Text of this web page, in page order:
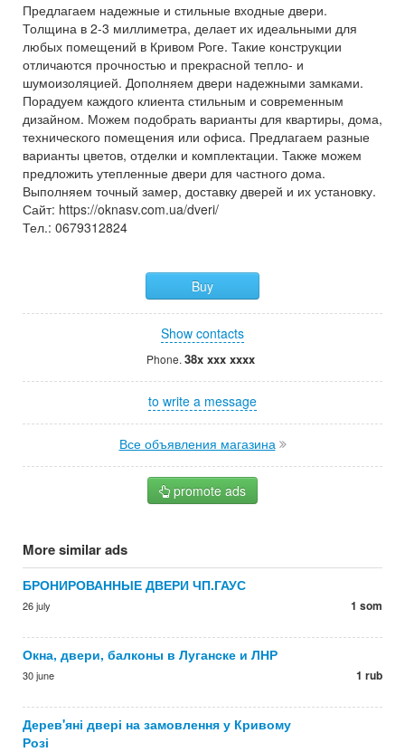
Предлагаем надежные и стильные входные двери.
Толщина в 2-3 миллиметра, делает их идеальными для
любых помещений в Кривом Роге. Такие конструкции
отличаются прочностью и прекрасной тепло- и
шумоизоляцией. Дополняем двери надежными замками.
Порадуем каждого клиента стильным и современным
дизайном. Можем подобрать варианты для квартиры, дома,
технического помещения или офиса. Предлагаем разные
варианты цветов, отделки и комплектации. Также можем
предложить утепленные двери для частного дома.
Выполняем точный замер, доставку дверей и их установку.
Сайт: https://oknasv.com.ua/dveri/
Тел.: 0679312824
Buy
Show contacts
Phone. 38x xxx xxxx
to write a message
Все объявления магазина
promote ads
More similar ads
БРОНИРОВАННЫЕ ДВЕРИ ЧП.ГАУС
26 july 1 som
Окна, двери, балконы в Луганске и ЛНР
30 june 1 rub
Дерев'яні двері на замовлення у Кривому
Розі